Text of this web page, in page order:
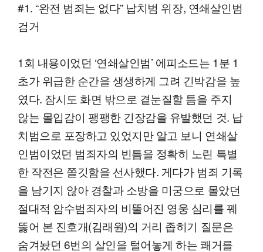
#1. “완전 범죄는 없다” 납치범 위장, 연쇄살인범
검거
1회 내용이었던 ‘연쇄살인범’ 에피소드는 1분 1
초가 위급한 순간을 생생하게 그려 긴박감을 높
였다. 잠시도 화면 밖으로 곁눈질할 틈을 주지
않는 몰입감이 팽팽한 긴장감을 유발했던 것. 납
치범으로 포장하고 있었지만 알고 보니 연쇄살
인범이었던 범죄자의 빈틈을 정확히 노린 특별
한 작전은 쫄깃함을 선사했다. 게다가 범죄 기록
을 남기지 않아 경찰과 소방을 미궁으로 몰았던
절대적 암수범죄자의 비뚤어진 영웅 심리를 꿰
뚫어 본 진호개(김래원)의 거리 좁히기 질문은
숨겨놨던 6번의 살인을 털어놓게 하는 쾌거를